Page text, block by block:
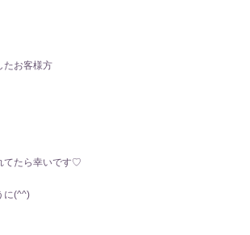
たお客様方
てたら幸いです♡
に(⁠^⁠^⁠)